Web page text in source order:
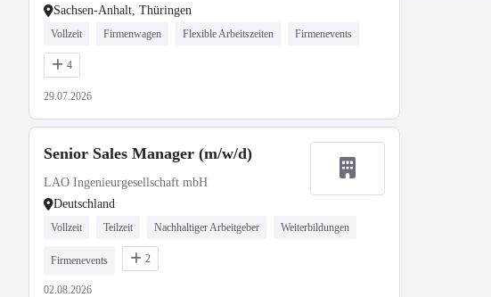
Sachsen-Anhalt, Thüringen
Vollzeit Firmenwagen Flexible Arbeitszeiten Firmenevents
4
29.07.2026
Senior Sales Manager (m/w/d)
LAO Ingenieurgesellschaft mbH
Deutschland
Vollzeit Teilzeit Nachhaltiger Arbeitgeber Weiterbildungen
Firmenevents 2
02.08.2026